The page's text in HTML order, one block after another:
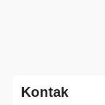
Kontak